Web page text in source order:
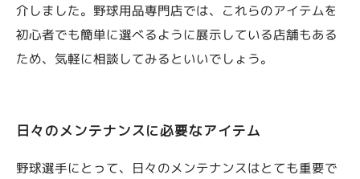
介しました。野球用品専門店では、これらのアイテムを
初心者でも簡単に選べるように展示している店舗もある
ため、気軽に相談してみるといいでしょう。
日々のメンテナンスに必要なアイテム
野球選手にとって、日々のメンテナンスはとても重要で